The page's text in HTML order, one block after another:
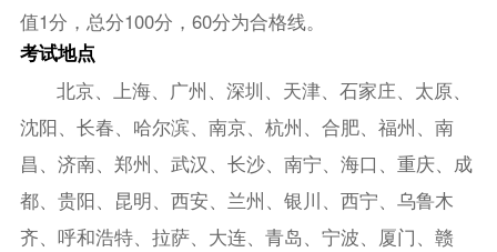
值1分，总分100分，60分为合格线。
考试地点
北京、上海、广州、深圳、天津、石家庄、太原、
沈阳、长春、哈尔滨、南京、杭州、合肥、福州、南
昌、济南、郑州、武汉、长沙、南宁、海口、重庆、成
都、贵阳、昆明、西安、兰州、银川、西宁、乌鲁木
齐、呼和浩特、拉萨、大连、青岛、宁波、厦门、赣